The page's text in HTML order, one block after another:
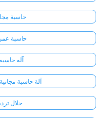
حاسبة
حاسبة عمر
آلة
آلة حاسبة
حلال